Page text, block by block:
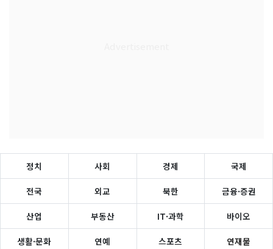
정치 사회 경제 국제
전국 외교 북한 금융·증권
산업 부동산 IT·과학 바이오
생활·문화 연예 스포츠 연재물